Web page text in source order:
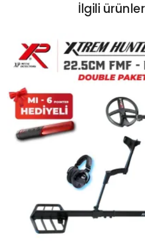
İlgili ürünler